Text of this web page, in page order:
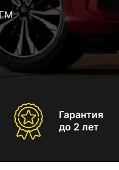
Гарантия
до 2 лет